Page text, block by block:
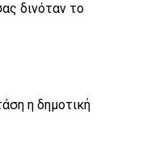
δινόταν το
η δημοτική